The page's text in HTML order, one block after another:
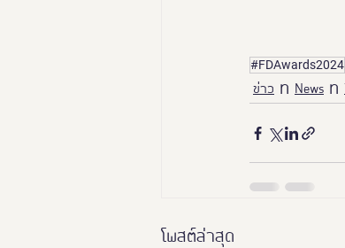
#FDAwards2024
ข่าว News
โพสต์ล่าสุด